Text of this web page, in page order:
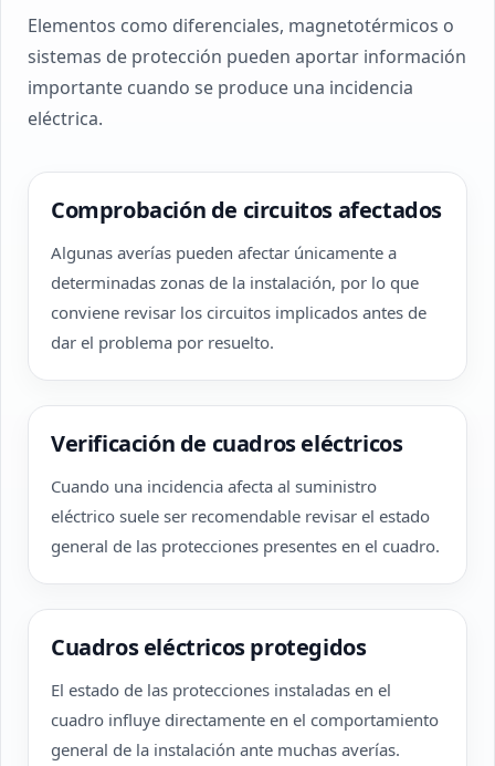
Elementos como diferenciales, magnetotérmicos o
sistemas de protección pueden aportar información
importante cuando se produce una incidencia
eléctrica.
Comprobación de circuitos afectados
Algunas averías pueden afectar únicamente a
determinadas zonas de la instalación, por lo que
conviene revisar los circuitos implicados antes de
dar el problema por resuelto.
Verificación de cuadros eléctricos
Cuando una incidencia afecta al suministro
eléctrico suele ser recomendable revisar el estado
general de las protecciones presentes en el cuadro.
Cuadros eléctricos protegidos
El estado de las protecciones instaladas en el
cuadro influye directamente en el comportamiento
general de la instalación ante muchas averías.